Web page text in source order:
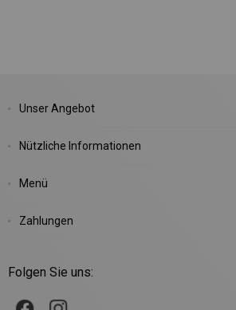
Unser Angebot
Nützliche Informationen
Menü
Zahlungen
Folgen Sie uns: